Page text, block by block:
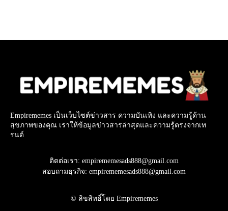
Empirememes เป็นเว็บไซต์ข่าวสาร ความบันเทิง และความรู้ด้าน
สุขภาพของคุณ เราให้ข้อมูลข่าวสารล่าสุดและความรู้ตรงจากเท
รนด์
ติดต่อเรา: empirememesads888@gmail.com
สอบถามธุรกิจ: empirememesads888@gmail.com
© ลิขสิทธิ์โดย Empirememes